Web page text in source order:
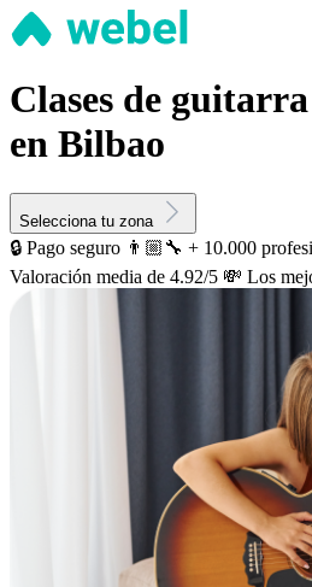
Clases de
en Bilbao
Selecciona tu zona
🔒 Pago seguro 👨🏼‍🔧 + 10.000
Valoración media de 4.92/5 💸 Los